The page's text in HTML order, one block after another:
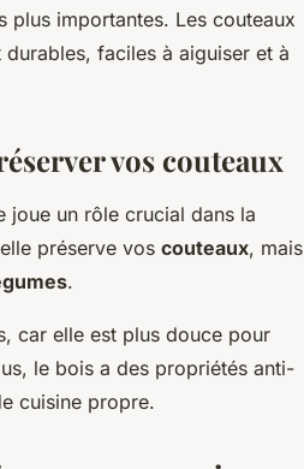
plus importantes. Les couteaux
faciles à aiguiser et à
vos couteaux
joue un rôle crucial dans la
préserve vos couteaux, mais
.
car elle est plus douce pour
le bois a des propriétés anti-
cuisine propre.